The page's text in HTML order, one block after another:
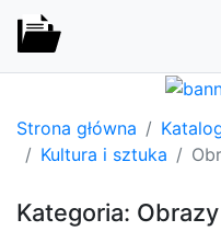
Strona główna
Kultura i sztuka
Kategoria: Obrazy